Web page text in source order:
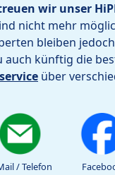
wir unser
nicht mehr
bleiben
künftig die
über
/ Telefon